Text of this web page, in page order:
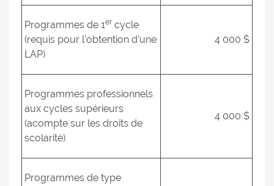
Programmes de 1er cycle
(requis pour l’obtention d’une
LAP)
4 000 $
Programmes professionnels
aux cycles supérieurs
(acompte sur les droits de
scolarité)
4 000 $
Programmes de type